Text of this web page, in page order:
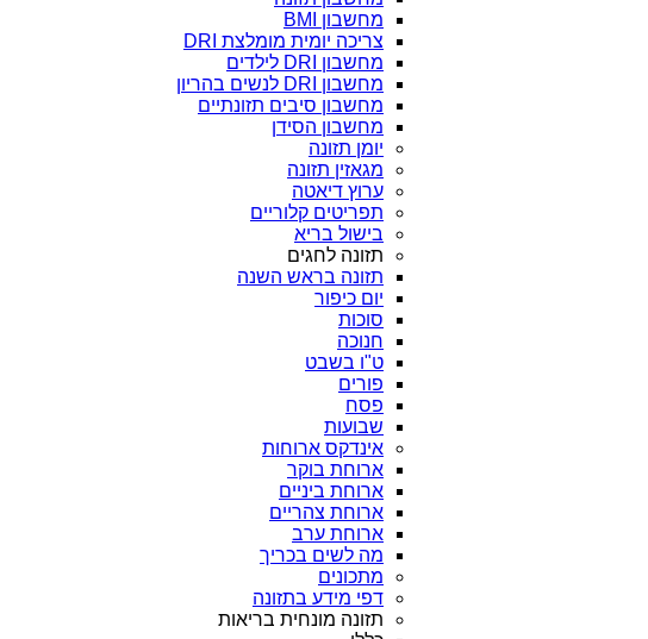
מחשבון BMI
צריכה יומית מומלצת DRI
מחשבון DRI לילדים
מחשבון DRI לנשים בהריון
מחשבון סיבים תזונתיים
מחשבון הסידן
יומן תזונה
מגאזין תזונה
ערוץ דיאטה
תפריטים קלוריים
בישול בריא
תזונה לחגים
תזונה בראש השנה
יום כיפור
סוכות
חנוכה
ט"ו בשבט
פורים
פסח
שבועות
אינדקס ארוחות
ארוחת בוקר
ארוחת ביניים
ארוחת צהריים
ארוחת ערב
מה לשים בכריך
מתכונים
דפי מידע בתזונה
תזונה מונחית בריאות